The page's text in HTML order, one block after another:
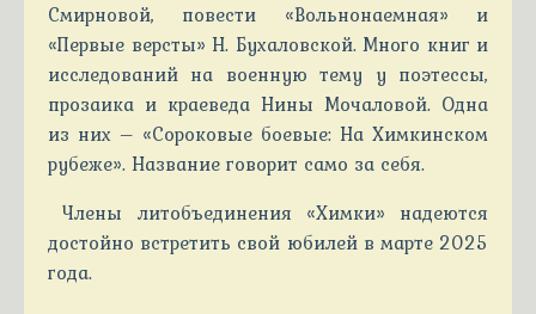
Смирновой, повести «Вольнонаемная» и
«Первые версты» Н. Бухаловской. Много книг и
исследований на военную тему у поэтессы,
прозаика и краеведа Нины Мочаловой. Одна
из них – «Сороковые боевые: На Химкинском
рубеже». Название говорит само за себя.
Члены литобъединения «Химки» надеются
достойно встретить свой юбилей в марте 2025
года.